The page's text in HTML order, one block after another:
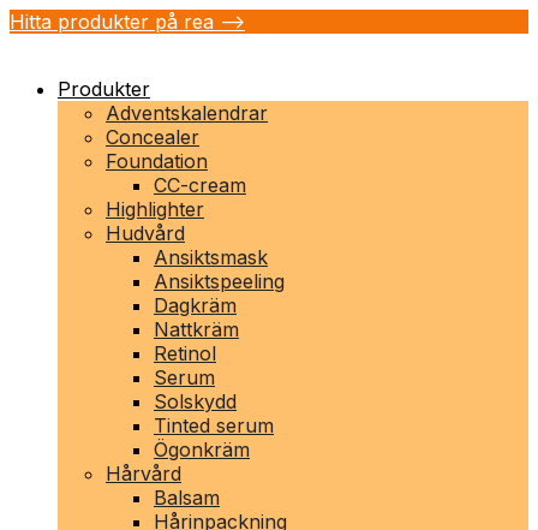
Hitta produkter på rea -->
Produkter
Adventskalendrar
Concealer
Foundation
CC-cream
Highlighter
Hudvård
Ansiktsmask
Ansiktspeeling
Dagkräm
Nattkräm
Retinol
Serum
Solskydd
Tinted serum
Ögonkräm
Hårvård
Balsam
Hårinpackning